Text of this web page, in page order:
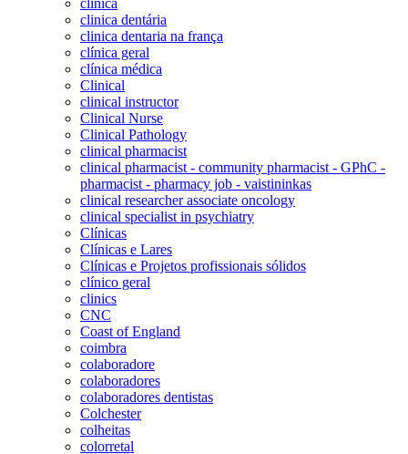
clinica dentária
clinica dentaria na frança
clínica geral
clínica médica
Clinical
clinical instructor
Clinical Nurse
Clinical Pathology
clinical pharmacist
clinical pharmacist - community pharmacist - GPhC -
pharmacist - pharmacy job - vaistininkas
clinical researcher associate oncology
clinical specialist in psychiatry
Clínicas
Clínicas e Lares
Clínicas e Projetos profissionais sólidos
clínico geral
clinics
CNC
Coast of England
coimbra
colaboradore
colaboradores
colaboradores dentistas
Colchester
colheitas
colorretal